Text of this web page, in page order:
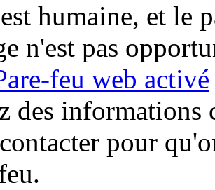
humaine, et le
n'est pas
feu web activé
des informations
pour